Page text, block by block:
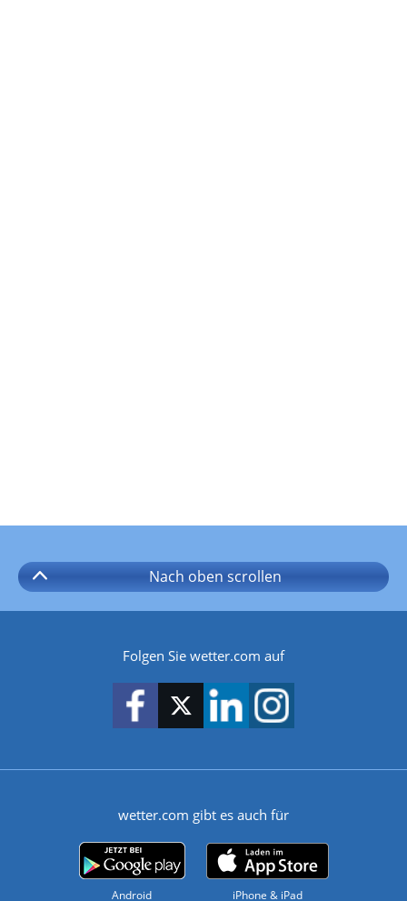
Nach oben scrollen
Folgen Sie wetter.com auf
wetter.com gibt es auch für
Android iPhone & iPad